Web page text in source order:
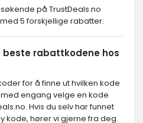
på TrustDeals.no
5 forskjellige rabatter.
beste rabattkodene hos
for å finne ut hvilken kode
engang velge en kode
Hvis du selv har funnet
kode, hører vi gjerne fra deg.